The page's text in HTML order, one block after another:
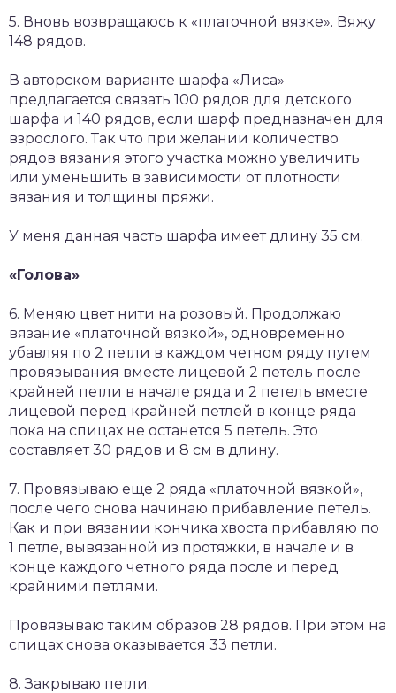
5. Вновь возвращаюсь к «платочной вязке». Вяжу
148 рядов.
В авторском варианте шарфа «Лиса»
предлагается связать 100 рядов для детского
шарфа и 140 рядов, если шарф предназначен для
взрослого. Так что при желании количество
рядов вязания этого участка можно увеличить
или уменьшить в зависимости от плотности
вязания и толщины пряжи.
У меня данная часть шарфа имеет длину 35 см.
«Голова»
6. Меняю цвет нити на розовый. Продолжаю
вязание «платочной вязкой», одновременно
убавляя по 2 петли в каждом четном ряду путем
провязывания вместе лицевой 2 петель после
крайней петли в начале ряда и 2 петель вместе
лицевой перед крайней петлей в конце ряда
пока на спицах не останется 5 петель. Это
составляет 30 рядов и 8 см в длину.
7. Провязываю еще 2 ряда «платочной вязкой»,
после чего снова начинаю прибавление петель.
Как и при вязании кончика хвоста прибавляю по
1 петле, вывязанной из протяжки, в начале и в
конце каждого четного ряда после и перед
крайними петлями.
Провязываю таким образов 28 рядов. При этом на
спицах снова оказывается 33 петли.
8. Закрываю петли.